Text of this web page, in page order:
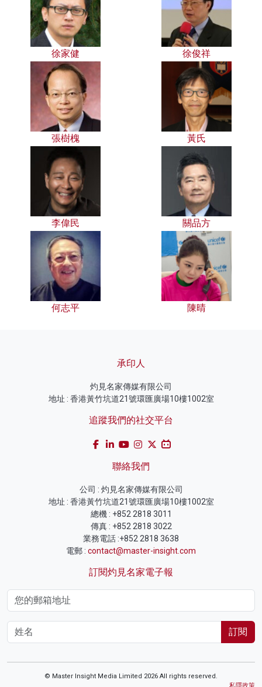
徐家健 徐俊祥
張樹槐 黃氏
李偉民 關品方
何志平 陳晴
承印人
灼見名家傳媒有限公司
地址 : 香港黃竹坑道21號環匯廣場10樓1002室
追蹤我們的社交平台
聯絡我們
公司 : 灼見名家傳媒有限公司
地址 : 香港黃竹坑道21號環匯廣場10樓1002室
總機 : +852 2818 3011
傳真 : +852 2818 3022
業務電話 :+852 2818 3638
電郵 : contact@master-insight.com
訂閱灼見名家電子報
訂閱
© Master Insight Media Limited 2026 All rights reserved.
私隱政策